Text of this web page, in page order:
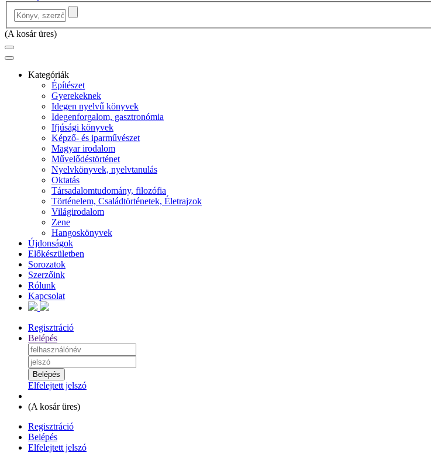
(A kosár üres)
Kategóriák
Építészet
Gyerekeknek
Idegen nyelvű könyvek
Idegenforgalom, gasztronómia
Ifjúsági könyvek
Képző- és iparművészet
Magyar irodalom
Művelődéstörténet
Nyelvkönyvek, nyelvtanulás
Oktatás
Társadalomtudomány, filozófia
Történelem, Családtörténetek, Életrajzok
Világirodalom
Zene
Hangoskönyvek
Újdonságok
Előkészületben
Sorozatok
Szerzőink
Rólunk
Kapcsolat
Regisztráció
Belépés
Elfelejtett jelszó
(A kosár üres)
Regisztráció
Belépés
Elfelejtett jelszó